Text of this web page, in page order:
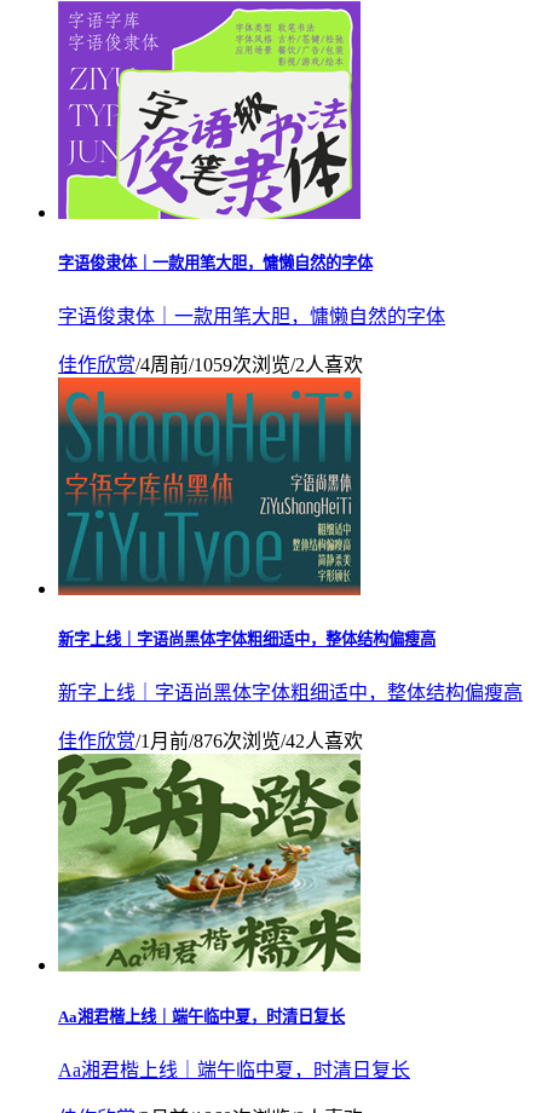
字语俊隶体｜一款用笔大胆，慵懒自然的字体
字语俊隶体｜一款用笔大胆，慵懒自然的字体
佳作欣赏/4周前/1059次浏览/2人喜欢
新字上线｜字语尚黑体字体粗细适中，整体结构偏瘦高
新字上线｜字语尚黑体字体粗细适中，整体结构偏瘦高
佳作欣赏/1月前/876次浏览/42人喜欢
Aa湘君楷上线｜端午临中夏，时清日复长
Aa湘君楷上线｜端午临中夏，时清日复长